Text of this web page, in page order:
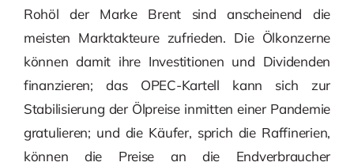
Rohöl der Marke Brent sind anscheinend die
meisten Marktakteure zufrieden. Die Ölkonzerne
können damit ihre Investitionen und Dividenden
finanzieren; das OPEC-Kartell kann sich zur
Stabilisierung der Ölpreise inmitten einer Pandemie
gratulieren; und die Käufer, sprich die Raffinerien,
können die Preise an die Endverbraucher